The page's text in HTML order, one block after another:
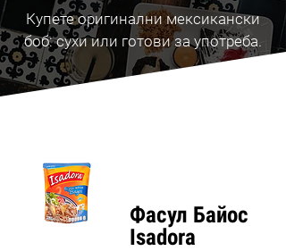
Купете оригинални мексикански
боб: сухи или готови за употреба.
Фасул Байос
Isadora